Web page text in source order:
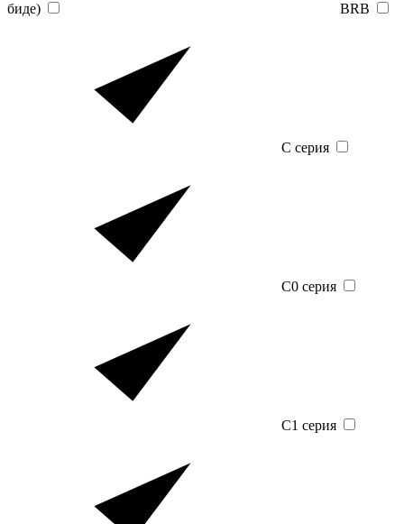
биде) BRB
C серия
C0 серия
C1 серия